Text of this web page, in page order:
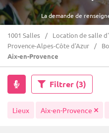
La demande de
1001 Salles Location de salle
Provence-Alpes-Côte d'Azur
Aix-en-Provence
Filtrer (3)
Lieux Aix-en-Provence